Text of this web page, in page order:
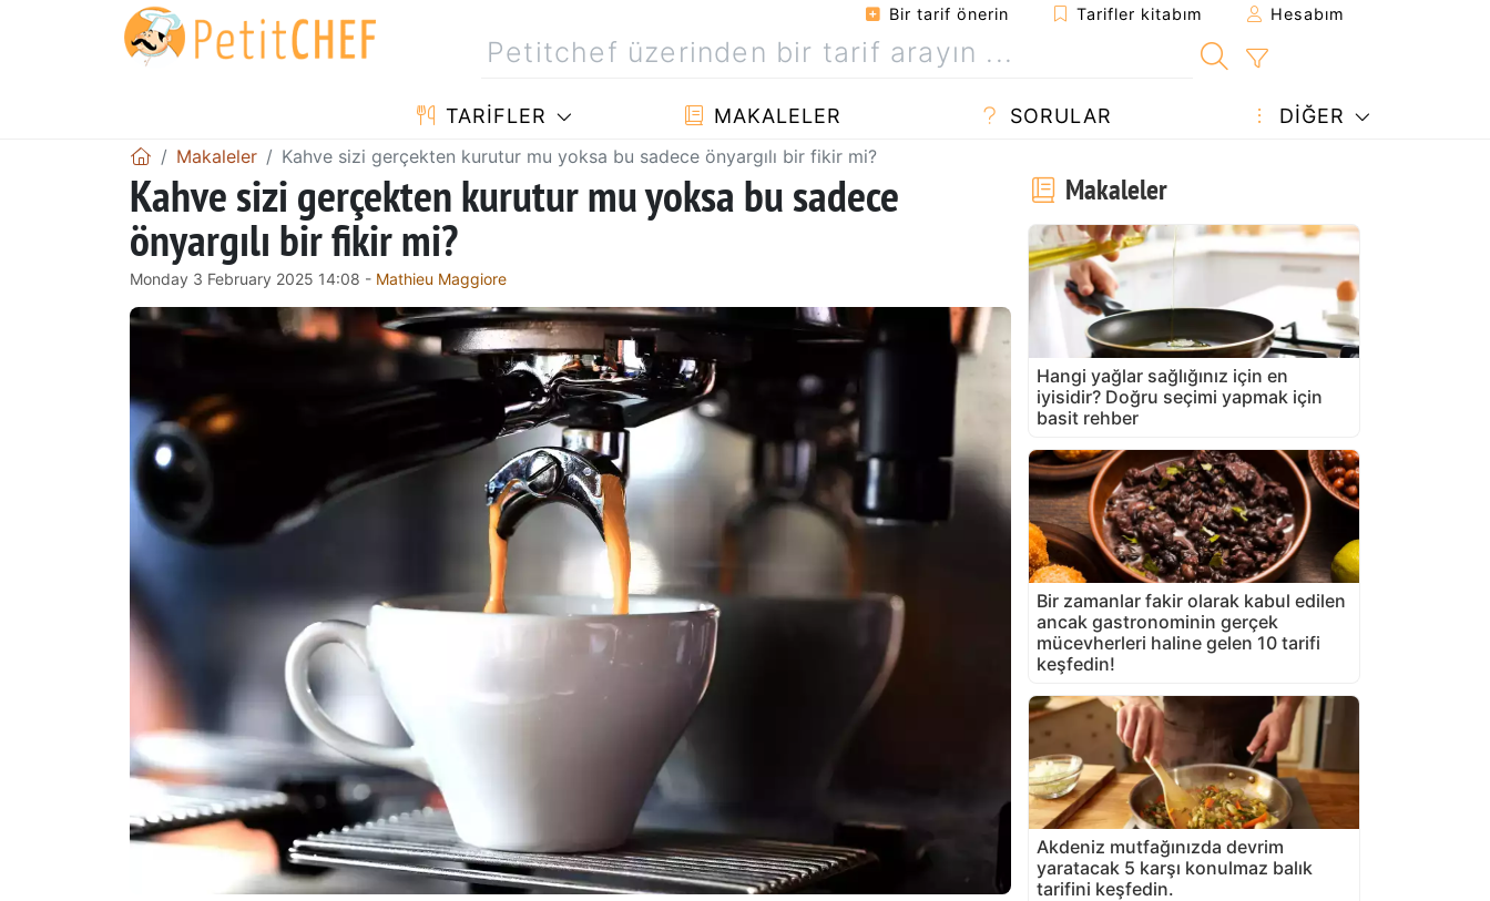
Bir tarif önerin Tarifler kitabım Hesabım
TARIFLER MAKALELER SORULAR DIĞER
Makaleler Kahve sizi gerçekten kurutur mu yoksa bu sadece önyargılı bir fikir mi?
Kahve sizi gerçekten kurutur mu yoksa bu sadece
önyargılı bir fikir mi?
Monday 3 February 2025 14:08 - Mathieu Maggiore
Makaleler
Hangi yağlar sağlığınız için en
iyisidir? Doğru seçimi yapmak için
basit rehber
Bir zamanlar fakir olarak kabul edilen
ancak gastronominin gerçek
mücevherleri haline gelen 10 tarifi
keşfedin!
Akdeniz mutfağınızda devrim
yaratacak 5 karşı konulmaz balık
tarifini keşfedin.